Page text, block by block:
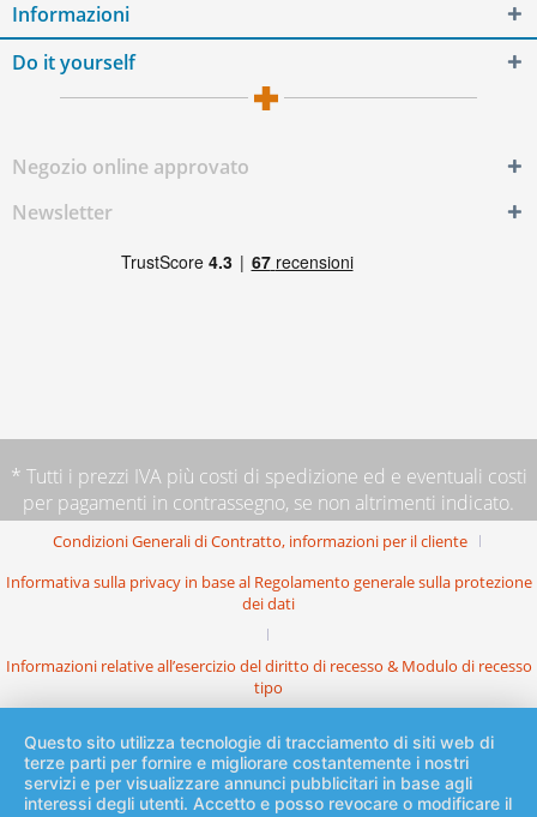
Informazioni
Do it yourself
Negozio online approvato
Newsletter
* Tutti i prezzi IVA più costi di spedizione ed e eventuali costi
per pagamenti in contrassegno, se non altrimenti indicato.
Condizioni Generali di Contratto, informazioni per il cliente
Informativa sulla privacy in base al Regolamento generale sulla protezione
dei dati
Informazioni relative all’esercizio del diritto di recesso & Modulo di recesso
tipo
Questo sito utilizza tecnologie di tracciamento di siti web di
terze parti per fornire e migliorare costantemente i nostri
servizi e per visualizzare annunci pubblicitari in base agli
interessi degli utenti. Accetto e posso revocare o modificare il